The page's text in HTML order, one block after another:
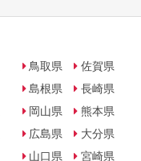
鳥取県
島根県
岡山県
広島県
山口県
佐賀県
長崎県
熊本県
大分県
宮崎県